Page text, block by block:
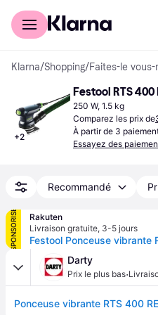
Acheter avec Klarna
Klarna/Shopping/Faites-le
+2
Festool RTS 400
250 W, 1.5 kg
Comparez les prix de
À partir de 3
Essayez des
Recommandé
SPONSORISÉ
Rakuten
Livraison gratuite, 3-5 jours
Darty
Prix le plus bas·